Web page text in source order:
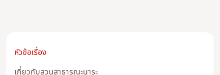
หัวข้อเรื่อง
เกี่ยวกับสวนสาธารณะนาระ